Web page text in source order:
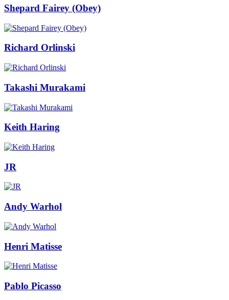
Shepard Fairey (Obey)
Richard Orlinski
Takashi Murakami
Keith Haring
JR
Andy Warhol
Henri Matisse
Pablo Picasso